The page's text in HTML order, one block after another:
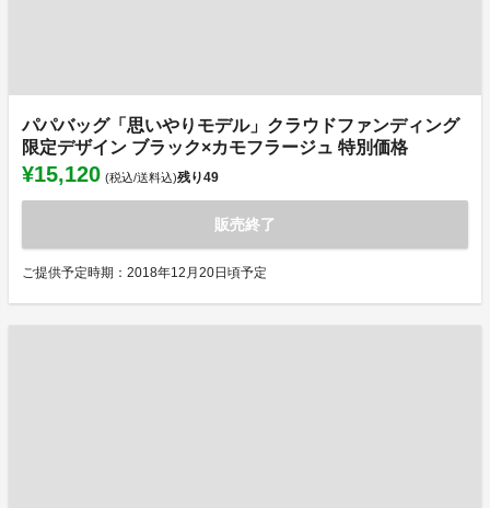
パパバッグ「思いやりモデル」クラウドファンディング
限定デザイン ブラック×カモフラージュ 特別価格
¥15,120 (税込/送料込)残り49
販売終了
ご提供予定時期：2018年12月20日頃予定